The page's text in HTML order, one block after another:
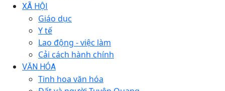
XÃ HỘI
Giáo dục
Y tế
Lao động - việc làm
Cải cách hành chính
VĂN HÓA
Tinh hoa văn hóa